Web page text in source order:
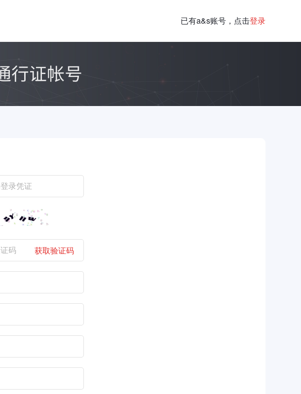
已有a&s账号，点击登录
获取验证码